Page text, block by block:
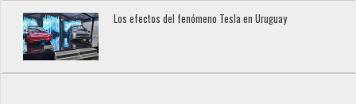
Los efectos del fenómeno Tesla en Uruguay